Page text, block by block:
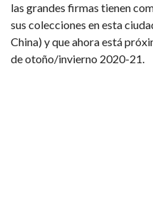
las grandes firmas tienen
sus colecciones en esta
China) y que ahora está
de otoño/invierno 2020-21.